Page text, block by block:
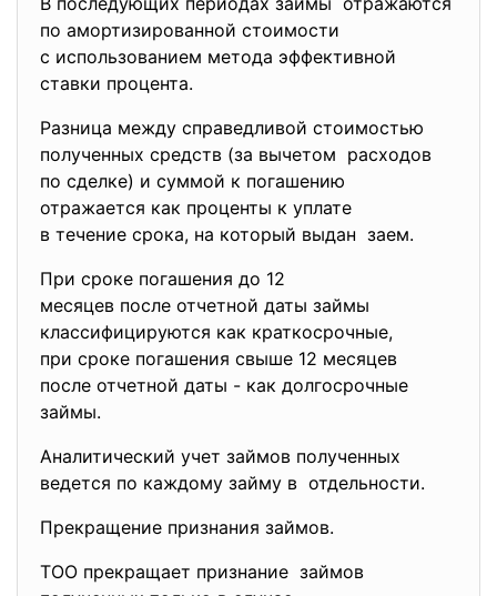
по амортизированной стоимости
с использованием метода эффективной
ставки процента.
Разница между справедливой стоимостью
полученных средств (за вычетом расходов
по сделке) и суммой к погашению
отражается как проценты к уплате
в течение срока, на который выдан заем.
При сроке погашения до 12
месяцев после отчетной даты займы
классифицируются как краткосрочные,
при сроке погашения свыше 12 месяцев
после отчетной даты - как долгосрочные
займы.
Аналитический учет займов полученных
ведется по каждому займу в отдельности.
Прекращение признания займов.
ТОО прекращает признание займов